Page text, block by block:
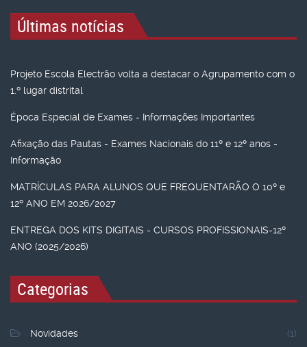
Últimas notícias
Projeto Escola Electrão volta a destacar o Agrupamento com o
1.º lugar distrital
Época Especial de Exames - Informações Importantes
Afixação das Pautas - Exames Nacionais do 11º e 12º anos -
Informação
MATRÍCULAS PARA ALUNOS QUE FREQUENTARÃO O 10º e
12º ANO EM 2026/2027
ENTREGA DOS KITS DIGITAIS - CURSOS PROFISSIONAIS-12º
ANO (2025/2026)
Categorias
Novidades (1)